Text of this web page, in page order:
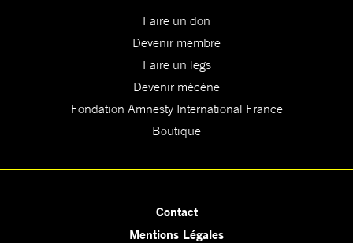
Faire un don
Devenir membre
Faire un legs
Devenir mécène
Fondation Amnesty International France
Boutique
Contact
Mentions Légales